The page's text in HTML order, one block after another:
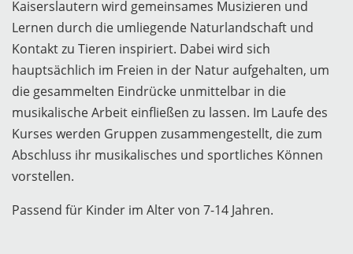
Kaiserslautern wird gemeinsames Musizieren und
Lernen durch die umliegende Naturlandschaft und
Kontakt zu Tieren inspiriert. Dabei wird sich
hauptsächlich im Freien in der Natur aufgehalten, um
die gesammelten Eindrücke unmittelbar in die
musikalische Arbeit einfließen zu lassen. Im Laufe des
Kurses werden Gruppen zusammengestellt, die zum
Abschluss ihr musikalisches und sportliches Können
vorstellen.
Passend für Kinder im Alter von 7-14 Jahren.